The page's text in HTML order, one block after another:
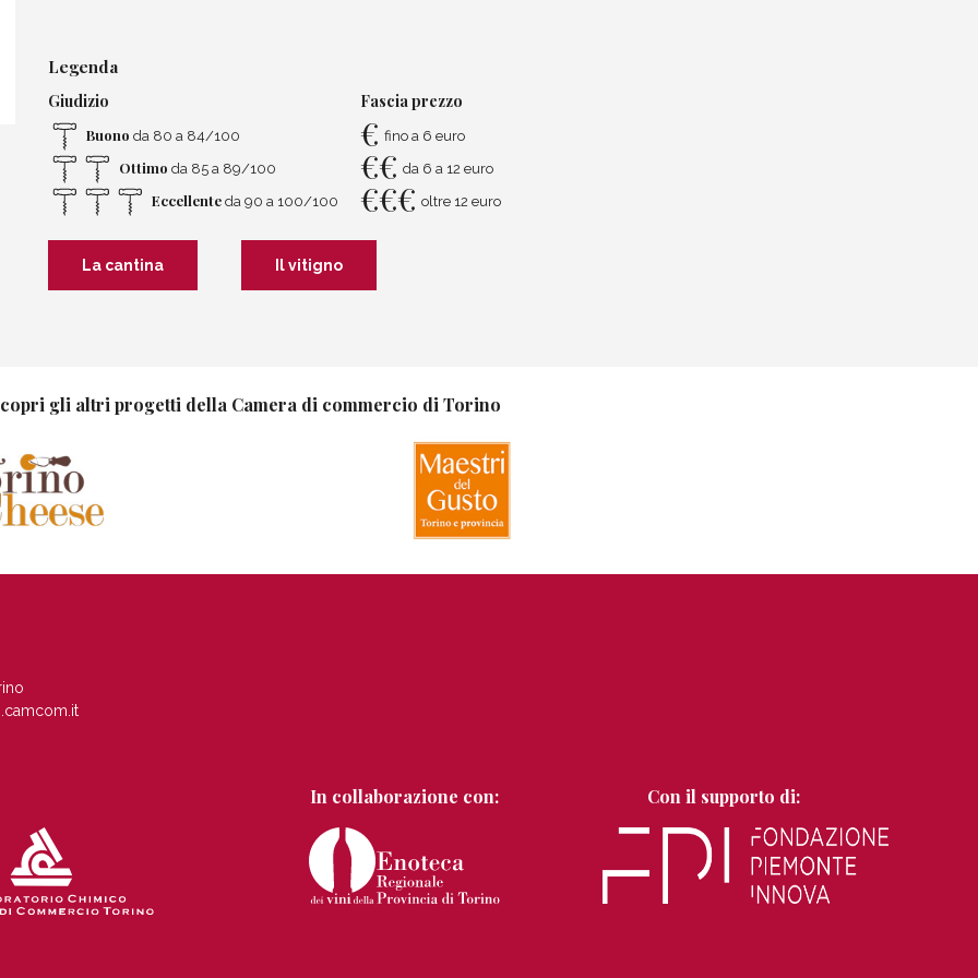
Legenda
Giudizio
Buono da 80 a 84/100
Ottimo da 85 a 89/100
Eccellente da 90 a 100/100
Fascia prezzo
€ fino a 6 euro
€€ da 6 a 12 euro
€€€ oltre 12 euro
La cantina Il vitigno
gli altri progetti della Camera di commercio di Torino
In collaborazione con: Con il supporto di: